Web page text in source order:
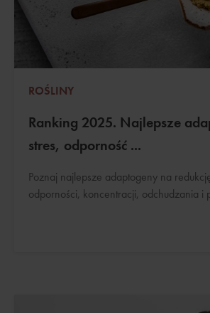
ROŚLINY
Ranking 2025. Najlepsze
stres, odporność ...
Poznaj najlepsze adaptogeny na
odporności, koncentracji, odchudzania i